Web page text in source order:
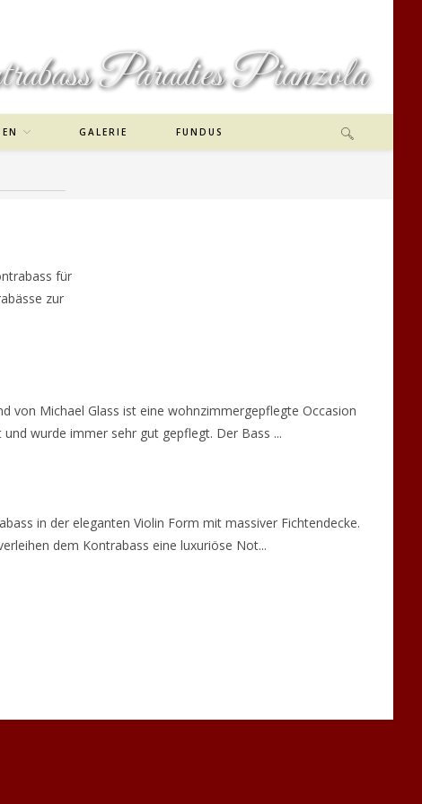
Paradies Pianzola
GALERIE FUNDUS
für
zur
von Michael Glass ist eine wohnzimmergepflegte Occasion
wurde immer sehr gut gepflegt. Der Bass ...
in der eleganten Violin Form mit massiver Fichtendecke.
dem Kontrabass eine luxuriöse Not...